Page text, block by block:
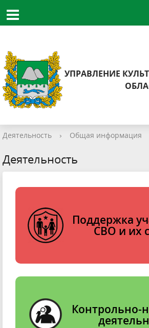
УПРАВЛЕНИЕ
Деятельность › Общая информация
Деятельность
Поддержка
СВО и их
Контрольно-